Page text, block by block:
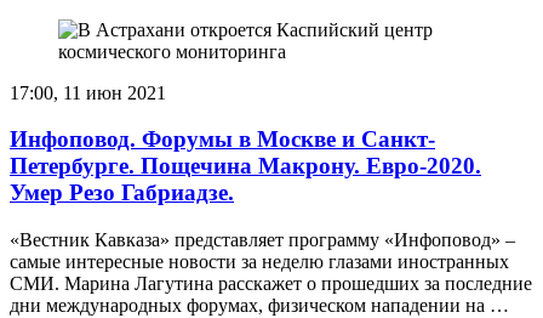
17:00, 11 июн 2021
Инфоповод. Форумы в Москве и Санкт-
Петербурге. Пощечина Макрону. Евро-2020.
Умер Резо Габриадзе.
«Вестник Кавказа» представляет программу «Инфоповод» –
самые интересные новости за неделю глазами иностранных
СМИ. Марина Лагутина расскажет о прошедших за последние
дни международных форумах, физическом нападении на …